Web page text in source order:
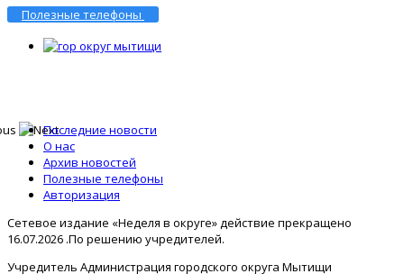
Полезные телефоны
Последние новости
О нас
Архив новостей
Полезные телефоны
Авторизация
Сетевое издание «Неделя в округе» действие прекращено
16.07.2026 .По решению учредителей.
Учредитель Администрация городского округа Мытищи